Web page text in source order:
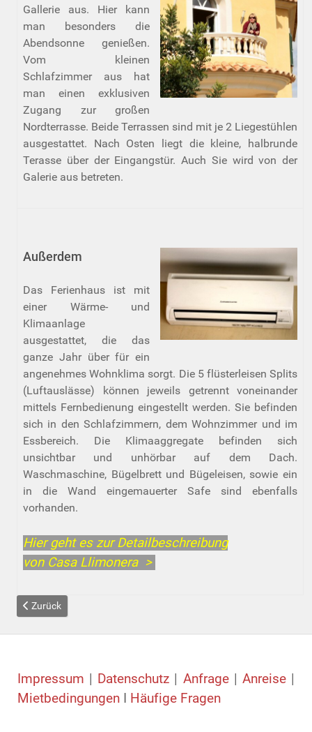
Gallerie aus. Hier kann
man besonders die
Abendsonne genießen.
Vom kleinen
Schlafzimmer aus hat
man einen exklusiven
Zugang zur großen
Nordterrasse. Beide Terrassen sind mit je 2 Liegestühlen
ausgestattet. Nach Osten liegt die kleine, halbrunde
Terasse über der Eingangstür. Auch Sie wird von der
Galerie aus betreten.
Außerdem
Das Ferienhaus ist mit
einer Wärme- und
Klimaanlage
ausgestattet, die das
ganze Jahr über für ein
angenehmes Wohnklima sorgt. Die 5 flüsterleisen Splits
(Luftauslässe) können jeweils getrennt voneinander
mittels Fernbedienung eingestellt werden. Sie befinden
sich in den Schlafzimmern, dem Wohnzimmer und im
Essbereich. Die Klimaaggregate befinden sich
unsichtbar und unhörbar auf dem Dach.
Waschmaschine, Bügelbrett und Bügeleisen, sowie ein
in die Wand eingemauerter Safe sind ebenfalls
vorhanden.
Hier geht es zur Detailbeschreibung
von Casa Llimonera >
Vorheriger Beitrag: Casa Yacaranda
Zurück
Impressum | Datenschutz | Anfrage | Anreise |
Mietbedingungen I Häufige Fragen